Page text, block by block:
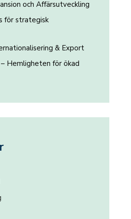
och Affärsutveckling
för strategisk
& Export
Hemligheten för ökad